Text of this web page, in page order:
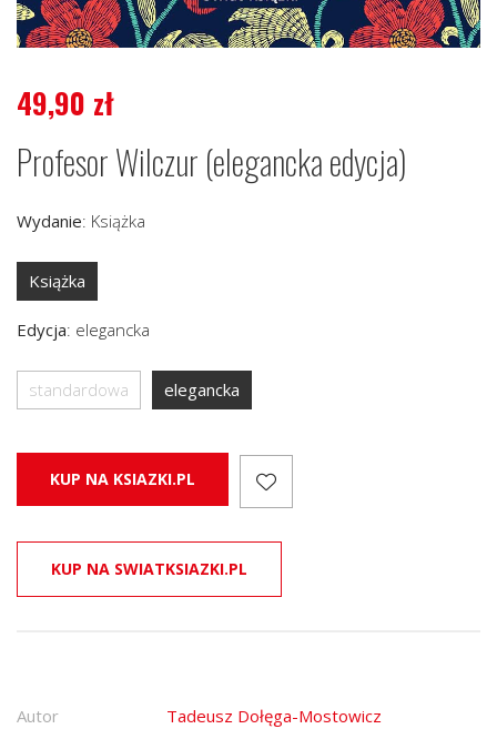
49,90 zł
Profesor Wilczur (elegancka edycja)
Wydanie: Książka
Książka
Edycja: elegancka
standardowa elegancka
KUP NA KSIAZKI.PL
KUP NA SWIATKSIAZKI.PL
Autor Tadeusz Dołęga-Mostowicz